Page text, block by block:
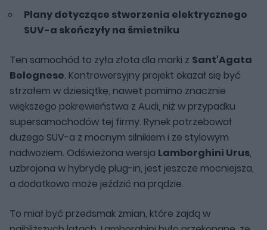
Plany dotyczące stworzenia elektrycznego
SUV-a skończyły na śmietniku
Ten samochód to żyła złota dla marki z Sant'Agata
Bolognese. Kontrowersyjny projekt okazał się być
strzałem w dziesiątkę, nawet pomimo znacznie
większego pokrewieństwa z Audi, niż w przypadku
supersamochodów tej firmy. Rynek potrzebował
dużego SUV-a z mocnym silnikiem i ze stylowym
nadwoziem. Odświeżona wersja Lamborghini Urus,
uzbrojona w hybrydę plug-in, jest jeszcze mocniejsza,
a dodatkowo może jeździć na prądzie.
To miał być przedsmak zmian, które zajdą w